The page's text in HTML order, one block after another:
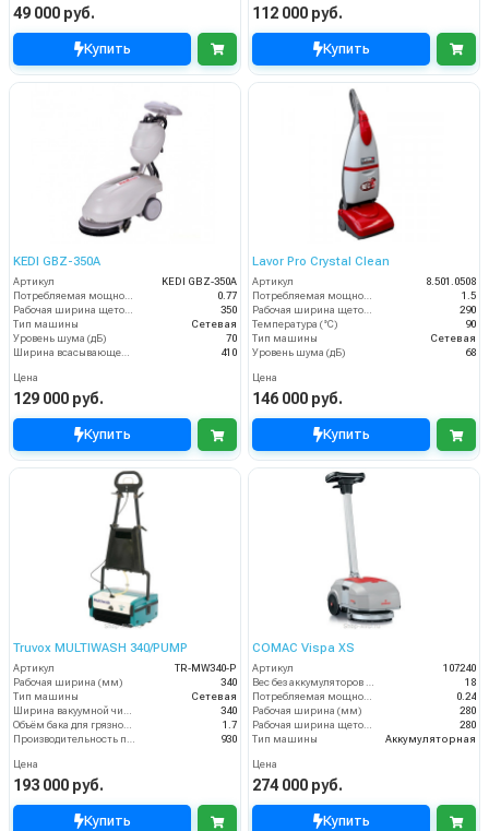
49 000 руб.
Купить
112 000 руб.
Купить
KEDI GBZ-350A
Артикул
KEDI GBZ-350A
Потребляемая мощность (кВт)
0.77
Рабочая ширина щеток (мм)
350
Тип машины
Сетевая
Уровень шума (дБ)
70
Ширина всасывающей балки (мм)
410
Цена
129 000 руб.
Купить
Lavor Pro Crystal Clean
Артикул
8.501.0508
Потребляемая мощность (кВт)
1.5
Рабочая ширина щеток (мм)
290
Температура (°C)
90
Тип машины
Сетевая
Уровень шума (дБ)
68
Цена
146 000 руб.
Купить
Truvox MULTIWASH 340/PUMP
Артикул
TR-MW340-P
Рабочая ширина (мм)
340
Тип машины
Сетевая
Ширина вакуумной чистки (мм)
340
Объём бака для грязной воды (пыли) (л)
1.7
Производительность по площади (м2/ч)
930
Цена
193 000 руб.
Купить
COMAC Vispa XS
Артикул
107240
Вес без аккумуляторов (кг)
18
Потребляемая мощность (кВт)
0.24
Рабочая ширина (мм)
280
Рабочая ширина щеток (мм)
280
Тип машины
Аккумуляторная
Цена
274 000 руб.
Купить